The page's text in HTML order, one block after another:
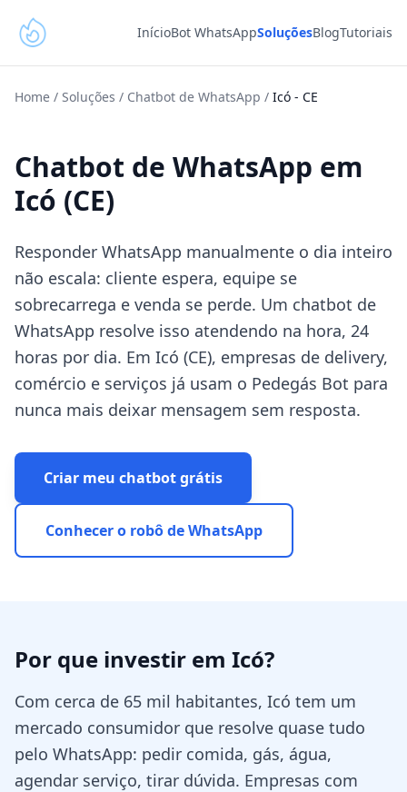
InícioBot WhatsAppSoluçõesBlogTutoriais
Home / Soluções / Chatbot de WhatsApp / Icó - CE
Chatbot de WhatsApp em
Icó (CE)
Responder WhatsApp manualmente o dia inteiro
não escala: cliente espera, equipe se
sobrecarrega e venda se perde. Um chatbot de
WhatsApp resolve isso atendendo na hora, 24
horas por dia. Em Icó (CE), empresas de delivery,
comércio e serviços já usam o Pedegás Bot para
nunca mais deixar mensagem sem resposta.
Criar meu chatbot grátis
Conhecer o robô de WhatsApp
Por que investir em Icó?
Com cerca de 65 mil habitantes, Icó tem um
mercado consumidor que resolve quase tudo
pelo WhatsApp: pedir comida, gás, água,
agendar serviço, tirar dúvida. Empresas com